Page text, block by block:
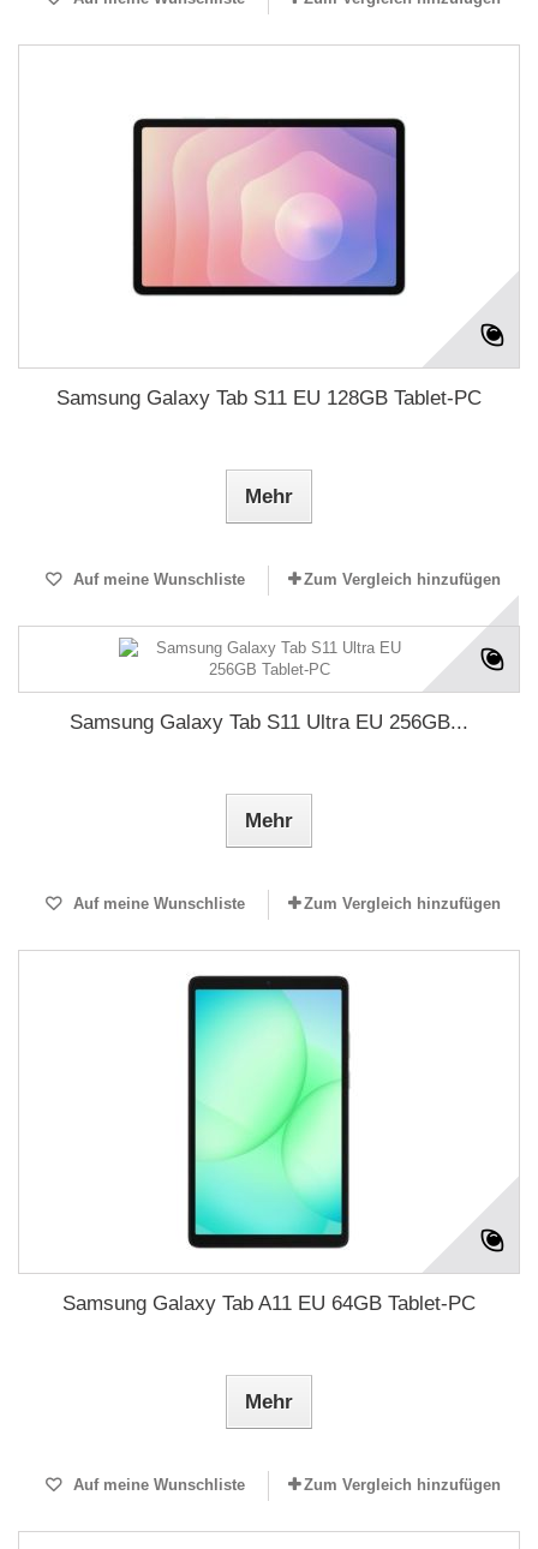
Samsung Galaxy Tab S11 EU 128GB Tablet-PC
Mehr
Auf meine Wunschliste Zum Vergleich hinzufügen
Samsung Galaxy Tab S11 Ultra EU 256GB...
Mehr
Auf meine Wunschliste Zum Vergleich hinzufügen
Samsung Galaxy Tab A11 EU 64GB Tablet-PC
Mehr
Auf meine Wunschliste Zum Vergleich hinzufügen